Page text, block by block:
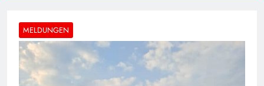
MELDUNGEN